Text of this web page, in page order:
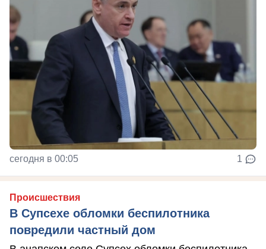
сегодня в 00:05 1
Происшествия
В Супсехе обломки беспилотника
повредили частный дом